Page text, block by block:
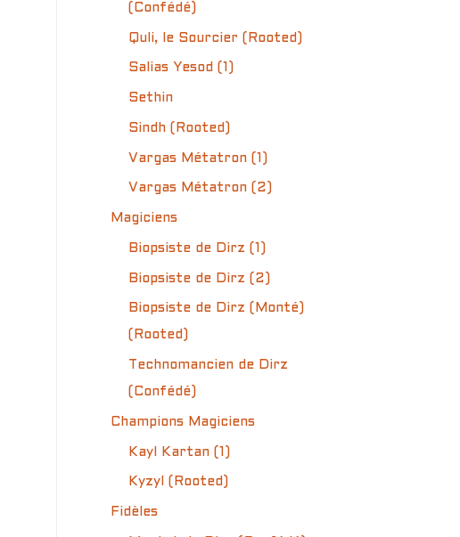
(Confédé)
Quli, le Sourcier (Rooted)
Salias Yesod (1)
Sethin
Sindh (Rooted)
Vargas Métatron (1)
Vargas Métatron (2)
Magiciens
Biopsiste de Dirz (1)
Biopsiste de Dirz (2)
Biopsiste de Dirz (Monté)
(Rooted)
Technomancien de Dirz
(Confédé)
Champions Magiciens
Kayl Kartan (1)
Kyzyl (Rooted)
Fidèles